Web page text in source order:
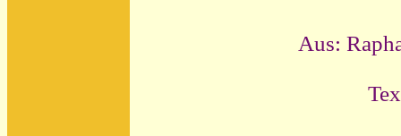
Aus: